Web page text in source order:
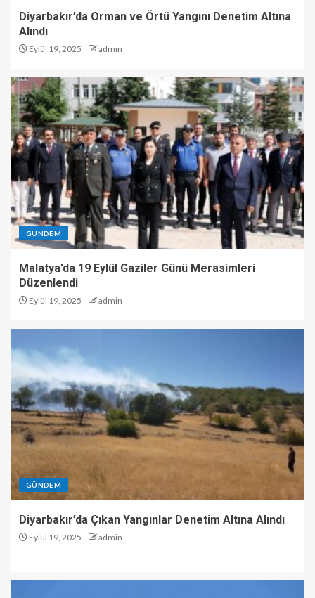
Diyarbakır’da Orman ve Örtü Yangını Denetim Altına
Alındı
Eylül 19, 2025 admin
GÜNDEM
Malatya’da 19 Eylül Gaziler Günü Merasimleri
Düzenlendi
Eylül 19, 2025 admin
GÜNDEM
Diyarbakır’da Çıkan Yangınlar Denetim Altına Alındı
Eylül 19, 2025 admin